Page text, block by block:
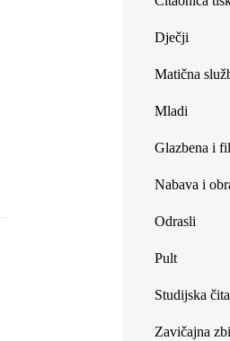
Dječji
Matična
Mladi
Glazbena i
Nabava i
Odrasli
Pult
Studijska
Zavičajna